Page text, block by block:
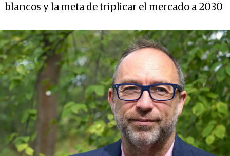
blancos y la meta de triplicar el mercado a 2030